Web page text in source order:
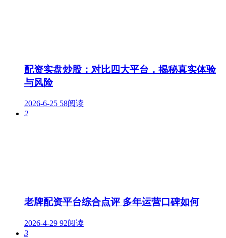
配资实盘炒股：对比四大平台，揭秘真实体验
与风险
2026-6-25 58阅读
2
老牌配资平台综合点评 多年运营口碑如何
2026-4-29 92阅读
3